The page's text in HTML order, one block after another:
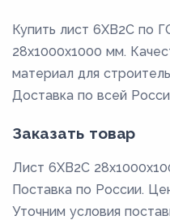
Купить лист 6ХВ2С по
28x1000x1000 мм.
материал для
Доставка по всей
Заказать товар
Лист 6ХВ2С
Поставка по России.
Уточним условия